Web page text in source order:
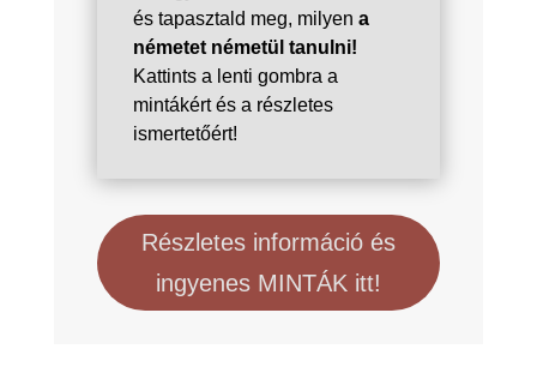
és tapasztald meg, milyen a
németet németül tanulni!
Kattints a lenti gombra a
mintákért és a részletes
ismertetőért!
Részletes információ és
ingyenes MINTÁK itt!